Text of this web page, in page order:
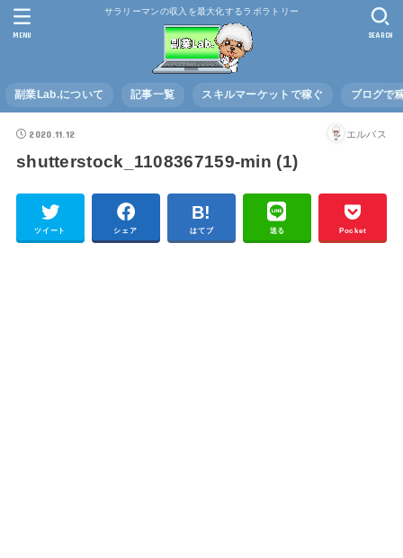
サラリーマンの収入を最大化するラボラトリー
副業Lab.について 記事一覧 スキルマーケットで稼ぐ ブログで
SEARCH
MENU
2020.11.12 エルバス
shutterstock_1108367159-min (1)
ツイート シェア はてブ 送る Pocket